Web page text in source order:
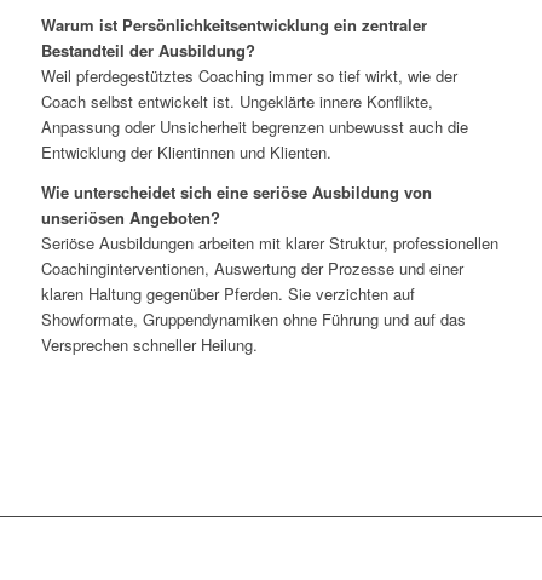
Warum ist Persönlichkeitsentwicklung ein zentraler
Bestandteil der Ausbildung?
Weil pferdegestütztes Coaching immer so tief wirkt, wie der
Coach selbst entwickelt ist. Ungeklärte innere Konflikte,
Anpassung oder Unsicherheit begrenzen unbewusst auch die
Entwicklung der Klientinnen und Klienten.
Wie unterscheidet sich eine seriöse Ausbildung von
unseriösen Angeboten?
Seriöse Ausbildungen arbeiten mit klarer Struktur, professionellen
Coachinginterventionen, Auswertung der Prozesse und einer
klaren Haltung gegenüber Pferden. Sie verzichten auf
Showformate, Gruppendynamiken ohne Führung und auf das
Versprechen schneller Heilung.